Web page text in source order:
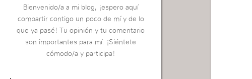
Bienvenido/a a mi blog, ¡espero aquí
compartir contigo un poco de mí y de lo
que ya pasé! Tu opinión y tu comentario
son importantes para mí. ¡Siéntete
cómodo/a y participa!